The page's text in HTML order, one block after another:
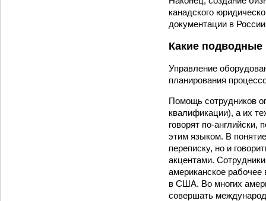
канадского
документации в
Какие
Управление
планирования
Помощь сотрудников
квалификации), а их
говорят
этим языком. В
переписку, но и
акцентами.
американское
в США. Во многих
совершать